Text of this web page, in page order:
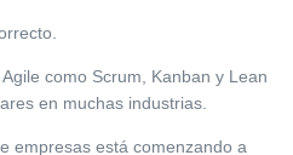
como Scrum, Kanban y Lean
en muchas industrias.
empresas está comenzando a